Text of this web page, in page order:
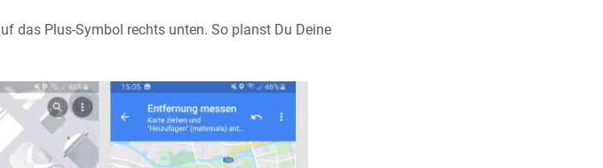
das Plus-Symbol rechts unten. So planst Du Deine